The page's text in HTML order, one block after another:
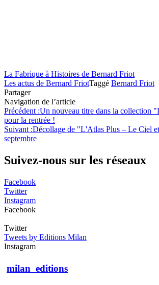
La Fabrique à Histoires de Bernard Friot
Les actus de Bernard FriotTaggé Bernard Friot
Partager
Navigation de l’article
Précédent :Un nouveau titre dans la collection
pour la rentrée !
Suivant :Décollage de "L'Atlas Plus – Le Ciel
septembre
Suivez-nous sur les réseaux
Facebook
Twitter
Instagram
Facebook
Twitter
Tweets by Editions Milan
Instagram
milan_editions